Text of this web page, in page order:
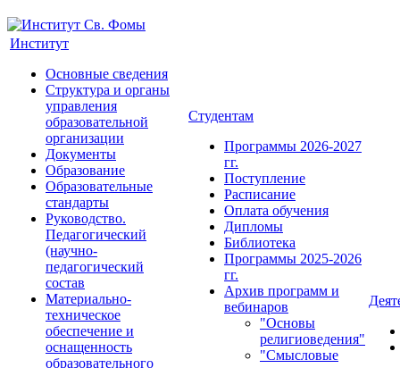
Институт
Основные сведения
Структура и органы
управления
образовательной
организации
Документы
Образование
Образовательные
стандарты
Руководство.
Педагогический
(научно-
педагогический
состав
Материально-
техническое
обеспечение и
оснащенность
образовательного
Студентам
Программы 2026-2027
гг.
Поступление
Расписание
Оплата обучения
Дипломы
Библиотека
Программы 2025-2026
гг.
Архив программ и
вебинаров
"Основы
религиоведения"
"Смысловые